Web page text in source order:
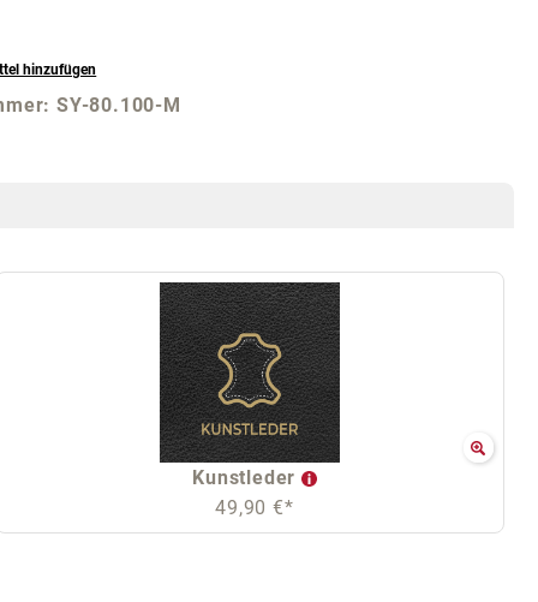
hinzufügen
SY-80.100-M
Kunstleder
49,90 €*